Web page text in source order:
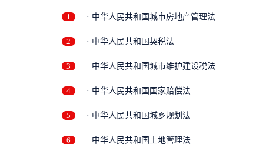
1 · 中华人民共和国城市房地产管理法
2 · 中华人民共和国契税法
3 · 中华人民共和国城市维护建设税法
4 · 中华人民共和国国家赔偿法
5 · 中华人民共和国城乡规划法
6 · 中华人民共和国土地管理法